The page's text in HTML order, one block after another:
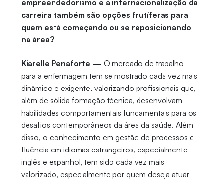
empreendedorismo e a internacionalização da
carreira também são opções frutíferas para
quem está começando ou se reposicionando
na área?
Kiarelle Penaforte — O mercado de trabalho
para a enfermagem tem se mostrado cada vez mais
dinâmico e exigente, valorizando profissionais que,
além de sólida formação técnica, desenvolvam
habilidades comportamentais fundamentais para os
desafios contemporâneos da área da saúde. Além
disso, o conhecimento em gestão de processos e
fluência em idiomas estrangeiros, especialmente
inglês e espanhol, tem sido cada vez mais
valorizado, especialmente por quem deseja atuar